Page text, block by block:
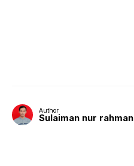
Author
Sulaiman nur rahman